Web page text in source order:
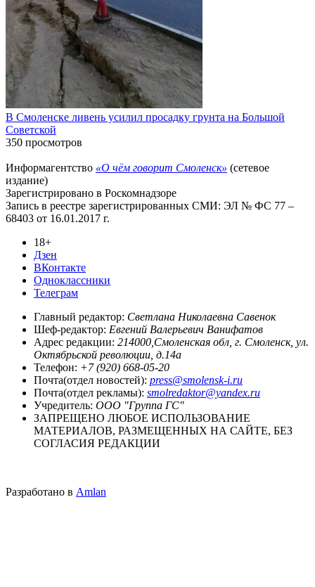
В Смоленске ливень усилил просадку грунта на Большой
Советской
350 просмотров
Информагентство «О чём говорит Смоленск» (сетевое
издание)
Зарегистрировано в Роскомнадзоре
Запись в реестре зарегистрированных СМИ: ЭЛ № ФС 77 –
68403 от 16.01.2017 г.
18+
Дзен
ВКонтакте
Одноклассники
Телеграм
Главный редактор: Светлана Николаевна Савенок
Шеф-редактор: Евгений Валерьевич Ванифатов
Адрес редакции: 214000,Смоленская обл, г. Смоленск, ул.
Октябрьской революции, д.14а
Телефон: +7 (920) 668-05-20
Почта(отдел новостей): press@smolensk-i.ru
Почта(отдел рекламы): smolredaktor@yandex.ru
Учредитель: ООО "Группа ГС"
ЗАПРЕЩЕНО ЛЮБОЕ ИСПОЛЬЗОВАНИЕ
МАТЕРИАЛОВ, РАЗМЕЩЕННЫХ НА САЙТЕ, БЕЗ
СОГЛАСИЯ РЕДАКЦИИ
Разработано в Amlan